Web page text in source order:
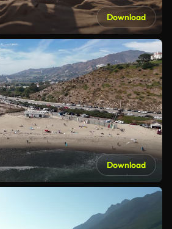
Download
Download